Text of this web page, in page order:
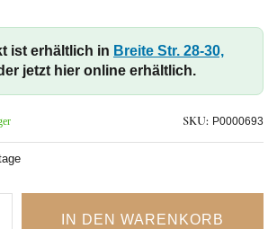
ist erhältlich in Breite Str. 28-30,
jetzt hier online erhältlich.
SKU: P0000693
IN DEN WARENKORB